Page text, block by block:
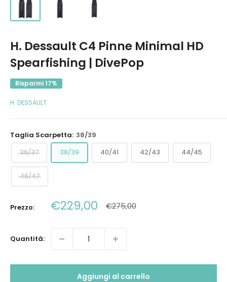
H. Dessault C4 Pinne Minimal HD
Spearfishing | DivePop
Risparmi 17%
H. DESSAULT
Taglia Scarpetta: 38/39
36/37
38/39 40/41 42/43 44/45
46/47
Prezzo: Prezzo
scontato
€229,00 Prezzo
€275,00
Quantità:
Aggiungi al carrello